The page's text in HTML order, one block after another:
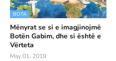
BOTA
Mënyrat se si e imagjinojmë
Botën Gabim, dhe si është e
Vërteta
May 01, 2019